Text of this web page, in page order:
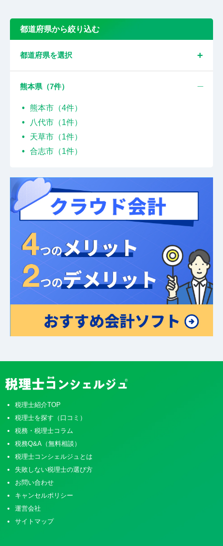
都道府県から絞り込む
都道府県を選択
熊本県（7件）
熊本市（4件）
八代市（1件）
天草市（1件）
合志市（1件）
税理士紹介TOP
税理士を探す（口コミ）
税務・税理士コラム
税務Q&A（無料相談）
税理士コンシェルジュとは
失敗しない税理士の選び方
お問い合わせ
キャンセルポリシー
運営会社
サイトマップ